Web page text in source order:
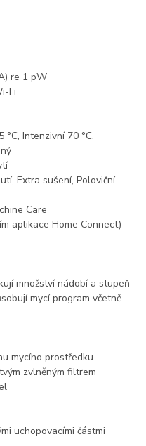
re 1 pW
Fi
Intenzivní 70 °C,
Extra sušení, Poloviční
Care
aplikace Home Connect)
množství nádobí a stupeň
mycí program včetně
mycího prostředku
zvlněným filtrem
uchopovacími částmi